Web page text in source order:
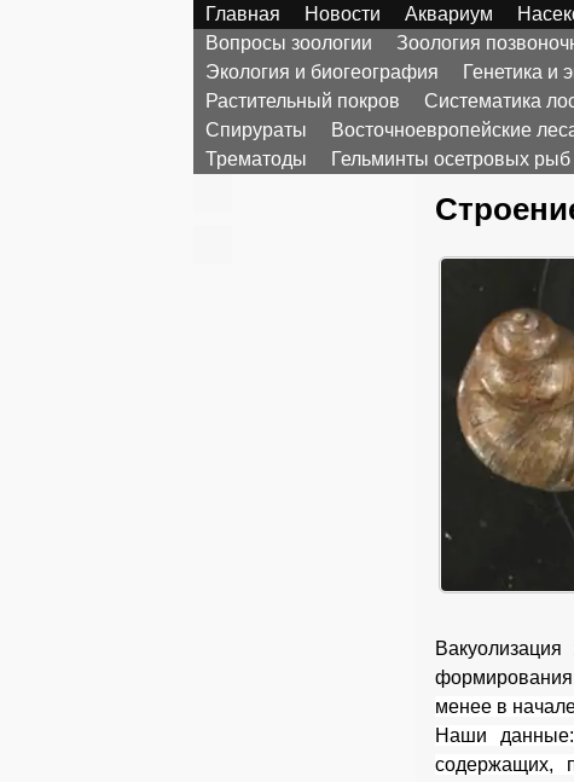
Главная Новости Аквариум
Вопросы зоологии
Зоология
Экология и биогеография
Генетика и
Растительный покров
Систематика
Спирураты
Восточноевропейские
Трематоды
Гельминты осетровых рыб
менее в
Наши
содержащих,